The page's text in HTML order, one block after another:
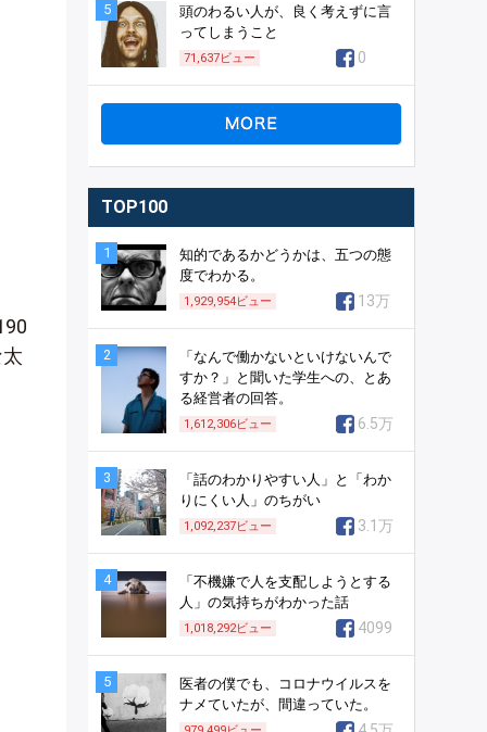
5
頭のわるい人が、良く考えずに言
ってしまうこと
71,637ビュー 0
TOP100
1
知的であるかどうかは、五つの態
度でわかる。
1,929,954ビュー 13万
2
「なんで働かないといけないんで
すか？」と聞いた学生への、とあ
る経営者の回答。
1,612,306ビュー 6.5万
3
「話のわかりやすい人」と「わか
りにくい人」のちがい
1,092,237ビュー 3.1万
4
「不機嫌で人を支配しようとする
人」の気持ちがわかった話
1,018,292ビュー 4099
5
医者の僕でも、コロナウイルスを
ナメていたが、間違っていた。